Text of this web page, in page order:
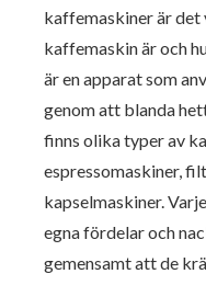
kaffemaskiner är
kaffemaskin är och
är en apparat som
genom att blanda
finns olika typer av
espressomaskiner,
kapselmaskiner.
egna fördelar och
gemensamt att de